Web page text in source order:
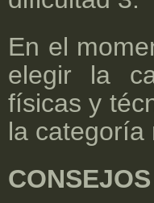
En el
elegir la
físicas y
la categoría